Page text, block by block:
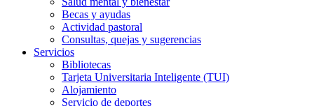
Becas y ayudas
Actividad pastoral
Consultas, quejas y sugerencias
Servicios
Bibliotecas
Tarjeta Universitaria Inteligente (TUI)
Alojamiento
Servicio de deportes